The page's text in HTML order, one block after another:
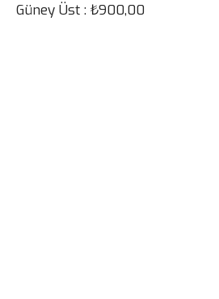
Güney Üst : ₺900,00